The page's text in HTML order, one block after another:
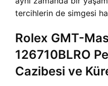
tercihlerin de simgesi
Rolex GMT-
126710BLRO
Cazibesi ve